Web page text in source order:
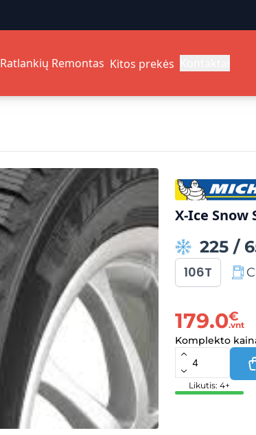
Ratlankių Remontas Kitos prekės
X-Ice Snow
225 /
106T C
179.0€
.vnt
Komplekto
Likutis: 4+